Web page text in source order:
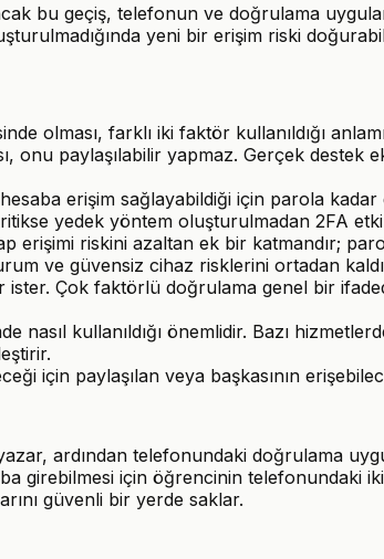
bu geçiş, telefonun ve doğrulama
yeni bir erişim riski
olması, farklı iki faktör kullanıldığı
onu paylaşılabilir yapmaz. Gerçek destek
erişim sağlayabildiği için parola kadar
yedek yöntem oluşturulmadan 2FA
erişimi riskini azaltan ek bir katmandır;
ve güvensiz cihaz risklerini ortadan
ister. Çok faktörlü doğrulama genel bir
nasıl kullanıldığı önemlidir. Bazı
için paylaşılan veya başkasının
ardından telefonundaki doğrulama
girebilmesi için öğrencinin telefonundaki
güvenli bir yerde saklar.